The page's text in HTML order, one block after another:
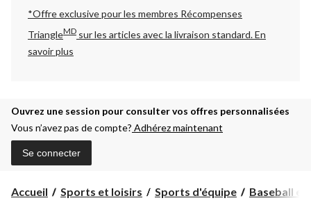
*Offre exclusive pour les membres Récompenses
TriangleMD sur les articles avec la livraison standard.En
savoir plus
Ouvrez une session pour consulter vos offres personnalisées
Vous n’avez pas de compte? Adhérez maintenant
Se connecter
Accueil Sports et loisirs Sports d'équipe Baseball et